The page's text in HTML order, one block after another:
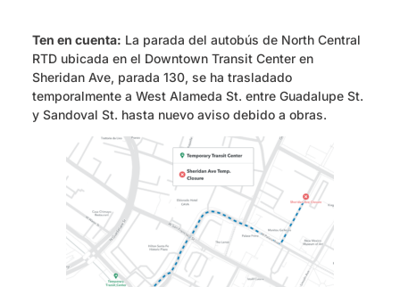
Ten en cuenta: La parada del autobús de North Central
RTD ubicada en el Downtown Transit Center en
Sheridan Ave, parada 130, se ha trasladado
temporalmente a West Alameda St. entre Guadalupe St.
y Sandoval St. hasta nuevo aviso debido a obras.